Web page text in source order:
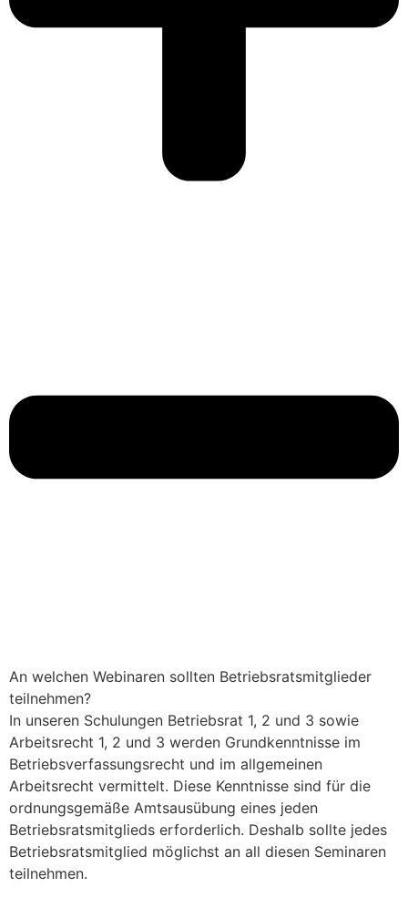
An welchen Webinaren sollten Betriebsratsmitglieder
teilnehmen?
In unseren Schulungen Betriebsrat 1, 2 und 3 sowie
Arbeitsrecht 1, 2 und 3 werden Grundkenntnisse im
Betriebsverfassungsrecht und im allgemeinen
Arbeitsrecht vermittelt. Diese Kenntnisse sind für die
ordnungsgemäße Amtsausübung eines jeden
Betriebsratsmitglieds erforderlich. Deshalb sollte jedes
Betriebsratsmitglied möglichst an all diesen Seminaren
teilnehmen.